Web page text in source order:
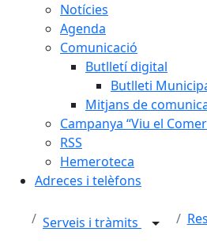
Notícies
Agenda
Comunicació
Butlletí digital
Butlleti
Mitjans de
Campanya “Viu el
RSS
Hemeroteca
Adreces i telèfons
Serveis i tràmits